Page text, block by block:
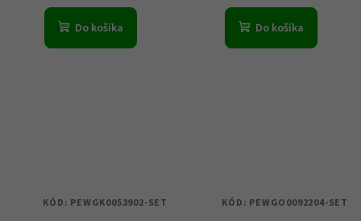
Do košíka Do košíka
KÓD: PEWGK0053902-SET KÓD: PEWGO0092204-SET